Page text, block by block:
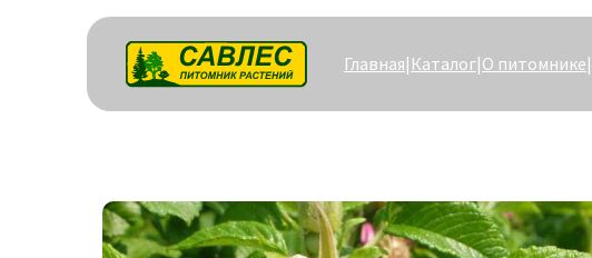
Главная| Каталог|О питомнике|